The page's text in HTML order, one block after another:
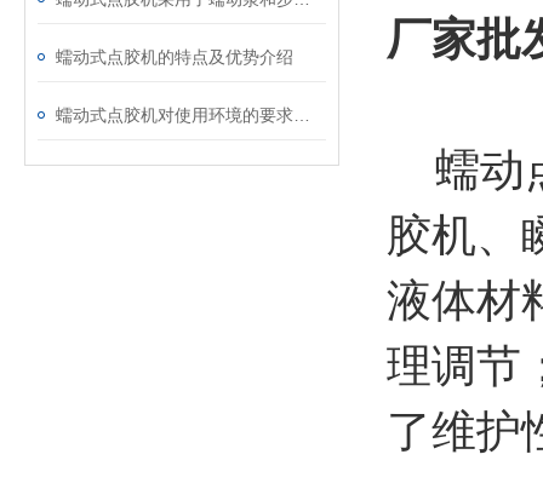
蠕动式点胶机的特点及优势介绍
厂家批
蠕动
胶机、
液体材
理调节
了维护